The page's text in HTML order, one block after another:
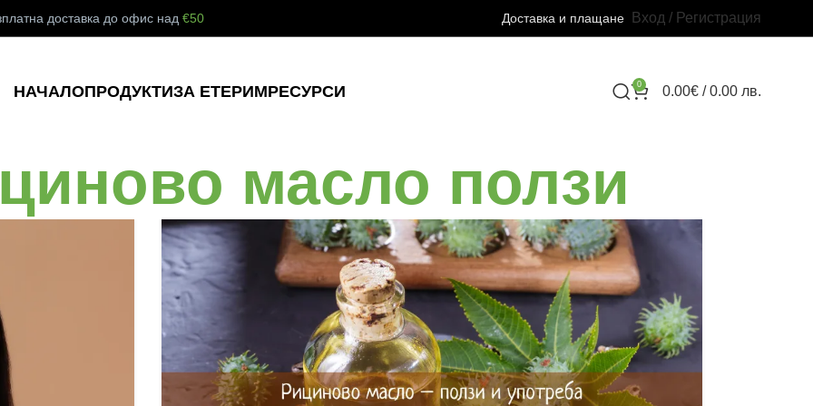
доставка до офис над€50 Доставка и плащане Вход / Регистрация
НАЧАЛОПРОДУКТИЗА ЕТЕРИМРЕСУРСИ 0 0.00€/ 0.00 лв.
масло ползи